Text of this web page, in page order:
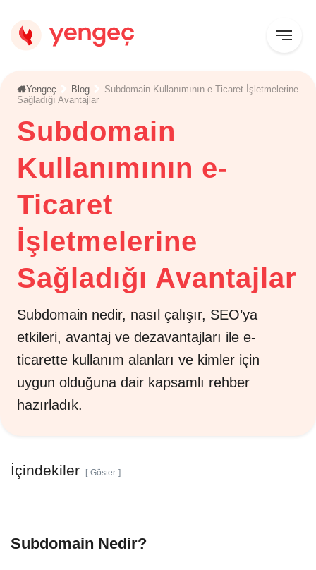
Yengeç Blog
Subdomain Kullanımının e-Ticaret İşletmelerine
Sağladığı Avantajlar
Subdomain
Kullanımının e-
Ticaret
İşletmelerine
Sağladığı Avantajlar
Subdomain nedir, nasıl çalışır, SEO’ya
etkileri, avantaj ve dezavantajları ile e-
ticarette kullanım alanları ve kimler için
uygun olduğuna dair kapsamlı rehber
hazırladık.
Subdomain Nedir?
İçindekiler Göster